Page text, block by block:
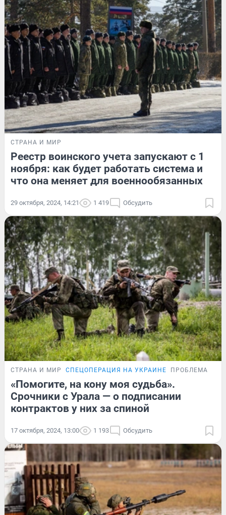
СТРАНА И МИР
Реестр воинского учета запускают с 1
ноября: как будет работать система и
что она меняет для военнообязанных
29 октября, 2024, 14:21 1 419 Обсудить
СТРАНА И МИР СПЕЦОПЕРАЦИЯ НА УКРАИНЕ ПРОБЛЕМА
«Помогите, на кону моя судьба».
Срочники с Урала — о подписании
контрактов у них за спиной
17 октября, 2024, 13:00 1 193 Обсудить